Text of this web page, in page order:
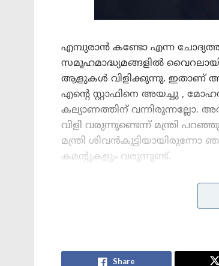
എമ്പുരാൻ കണ്ടോ എന്ന
സമൂഹമാദ്ധ്യമങ്ങളിൽ
ആളുകൾ വിളിക്കുന്നു. ഇതാണ്
എന്റെ സ്റ്റാഫിനെ അയച്ചു ,
കല്യാണത്തിന് വന്നിരുന്നല്ലോ.
വിളി വരുന്നുണ്ടെന്ന് മന്ത്രി
മന്ത്രി ശിവൻകുട്ടിയായിരുന്നോ
കമന്റുകളും വരുന്നുണ്ട്.
പസഫിക്കിൽ പ്രതിരോധ
ശക്തമാക്കാൻ തീരുമാനം
Share